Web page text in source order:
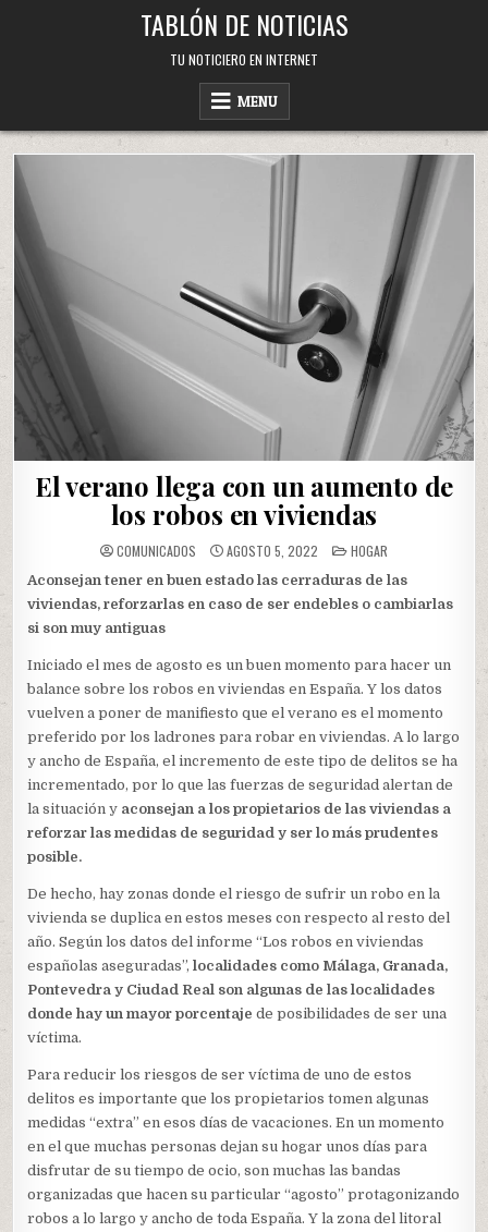
TABLÓN DE NOTICIAS
TU NOTICIERO EN INTERNET
MENU
El verano llega con un aumento de
los robos en viviendas
COMUNICADOS AGOSTO 5, 2022 POSTED
IN
HOGAR
Aconsejan tener en buen estado las cerraduras de las
viviendas, reforzarlas en caso de ser endebles o cambiarlas
si son muy antiguas
Iniciado el mes de agosto es un buen momento para hacer un
balance sobre los robos en viviendas en España. Y los datos
vuelven a poner de manifiesto que el verano es el momento
preferido por los ladrones para robar en viviendas. A lo largo
y ancho de España, el incremento de este tipo de delitos se ha
incrementado, por lo que las fuerzas de seguridad alertan de
la situación y aconsejan a los propietarios de las viviendas a
reforzar las medidas de seguridad y ser lo más prudentes
posible.
De hecho, hay zonas donde el riesgo de sufrir un robo en la
vivienda se duplica en estos meses con respecto al resto del
año. Según los datos del informe “Los robos en viviendas
españolas aseguradas”,localidades como Málaga, Granada,
Pontevedra y Ciudad Real son algunas de las localidades
donde hay un mayor porcentaje de posibilidades de ser una
víctima.
Para reducir los riesgos de ser víctima de uno de estos
delitos es importante que los propietarios tomen algunas
medidas “extra” en esos días de vacaciones. En un momento
en el que muchas personas dejan su hogar unos días para
disfrutar de su tiempo de ocio, son muchas las bandas
organizadas que hacen su particular “agosto” protagonizando
robos a lo largo y ancho de toda España. Y la zona del litoral